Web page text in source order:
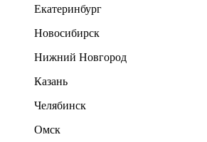
Екатеринбург
Новосибирск
Нижний Новгород
Казань
Челябинск
Омск